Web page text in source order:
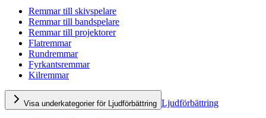
Remmar till skivspelare
Remmar till bandspelare
Remmar till projektorer
Flatremmar
Rundremmar
Fyrkantsremmar
Kilremmar
Visa underkategorier för Ljudförbättring Ljudförbättring